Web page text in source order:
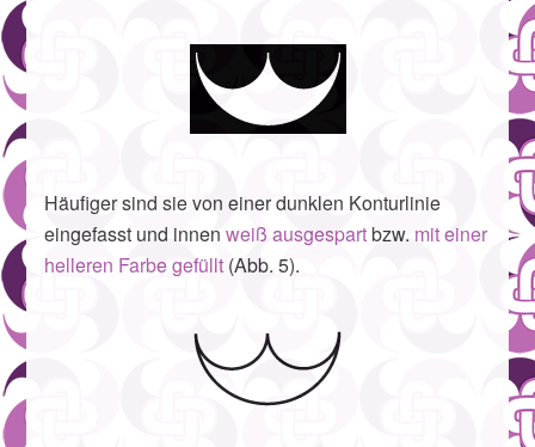
Häufiger sind sie von einer dunklen Konturlinie
eingefasst und innenweiß ausgespartbzw. mit einer
helleren Farbe gefüllt (Abb. 5).